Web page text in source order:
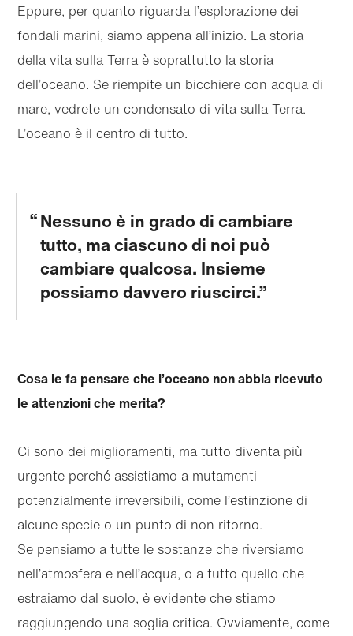
Eppure, per quanto riguarda l’esplorazione dei
fondali marini, siamo appena all’inizio. La storia
della vita sulla Terra è soprattutto la storia
dell’oceano. Se riempite un bicchiere con acqua di
mare, vedrete un condensato di vita sulla Terra.
L’oceano è il centro di tutto.
Nessuno è in grado di cambiare
tutto, ma ciascuno di noi può
cambiare qualcosa. Insieme
possiamo davvero riuscirci.
Cosa le fa pensare che l’oceano non abbia ricevuto
le attenzioni che merita?
Ci sono dei miglioramenti, ma tutto diventa più
urgente perché assistiamo a mutamenti
potenzialmente irreversibili, come l’estinzione di
alcune specie o un punto di non ritorno.
Se pensiamo a tutte le sostanze che riversiamo
nell’atmosfera e nell’acqua, o a tutto quello che
estraiamo dal suolo, è evidente che stiamo
raggiungendo una soglia critica. Ovviamente, come